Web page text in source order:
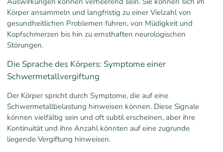
Körper ansammeln und langfristig zu einer Vielzahl von
gesundheitlichen Problemen führen, von Müdigkeit und
Kopfschmerzen bis hin zu ernsthaften neurologischen
Störungen.
Die Sprache des Körpers: Symptome einer
Schwermetallvergiftung
Der Körper spricht durch Symptome, die auf eine
Schwermetallbelastung hinweisen können. Diese Signale
können vielfältig sein und oft subtil erscheinen, aber ihre
Kontinuität und ihre Anzahl könnten auf eine zugrunde
liegende Vergiftung hinweisen.